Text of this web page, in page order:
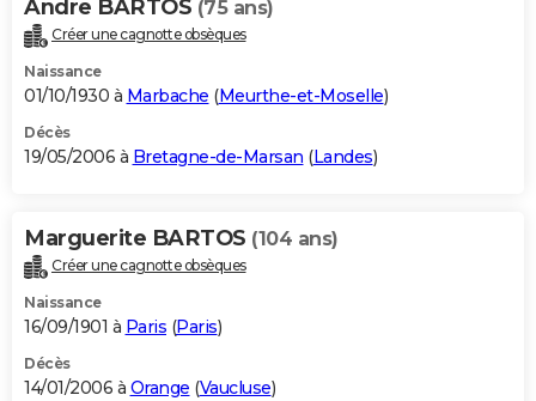
Andre BARTOS (75 ans)
Créer une cagnotte obsèques
Naissance
01/10/1930 à Marbache (Meurthe-et-Moselle)
Décès
19/05/2006 à Bretagne-de-Marsan (Landes)
Marguerite BARTOS (104 ans)
Créer une cagnotte obsèques
Naissance
16/09/1901 à Paris (Paris)
Décès
14/01/2006 à Orange (Vaucluse)